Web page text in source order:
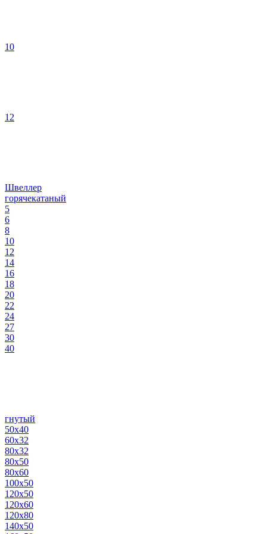
10
12
Швеллер
горячекатаный
5
6
8
10
12
14
16
18
20
22
24
27
30
40
гнутый
50х40
60х32
80х32
80х50
80х60
100х50
120х50
120х60
120х80
140х50